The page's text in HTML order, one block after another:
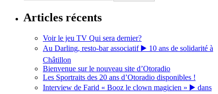
Articles récents
Voir le jeu TV Qui sera dernier?
Au Darling, resto-bar associatif ▶️ 10 ans de solidarité à
Châtillon
Bienvenue sur le nouveau site d’Otoradio
Les Sportraits des 20 ans d’Otoradio disponibles !
Interview de Farid « Booz le clown magicien » ▶️ dans